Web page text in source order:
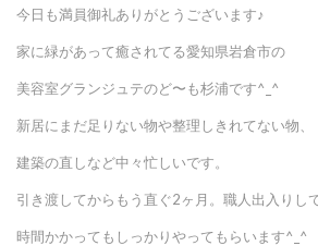
今日も満員御礼ありがとうございます♪
家に緑があって癒されてる愛知県岩倉市の
美容室グランジュテのど〜も杉浦です^_^
新居にまだ足りない物や整理しきれてない物、
建築の直しなど中々忙しいです。
引き渡してからもう直ぐ2ヶ月。職人出入りし
時間かかってもしっかりやってもらいます^_^